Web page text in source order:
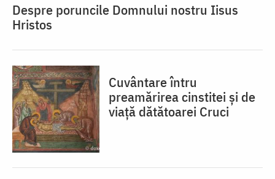
Despre poruncile Domnului nostru Iisus
Hristos
Cuvântare întru
preamărirea cinstitei și de
viață dătătoarei Cruci